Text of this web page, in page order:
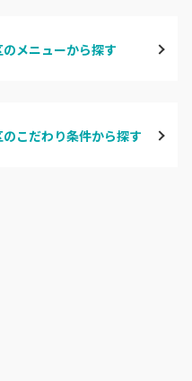
メニューから探す
こだわり条件から探す